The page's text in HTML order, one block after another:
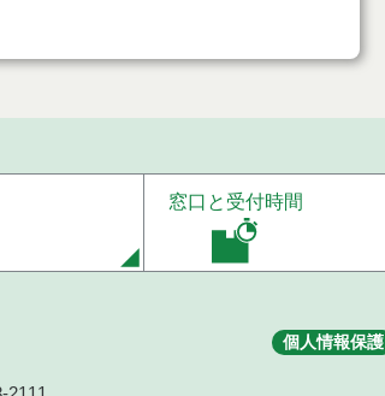
窓口と受付時間
個人情報保護